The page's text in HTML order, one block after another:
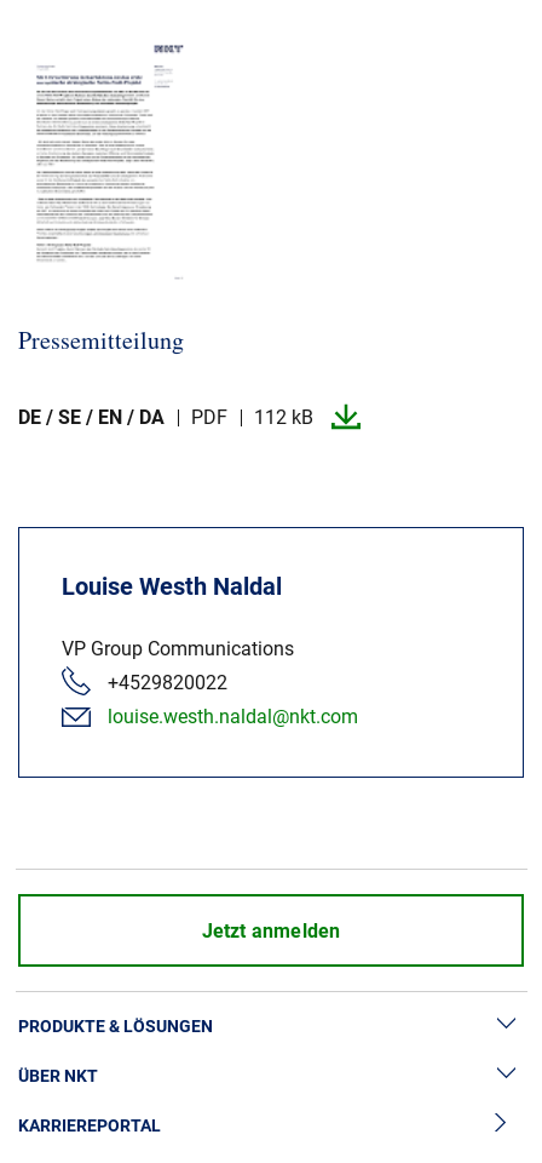
Pressemitteilung
DE / SE / EN / DA PDF 112 kB
Louise Westh Naldal
VP Group Communications
+4529820022
louise.westh.naldal@nkt.com
Jetzt anmelden
PRODUKTE & LÖSUNGEN
Hochspannung
Kabelgarnituren
ÜBER NKT
News & Presse
KARRIEREPORTAL